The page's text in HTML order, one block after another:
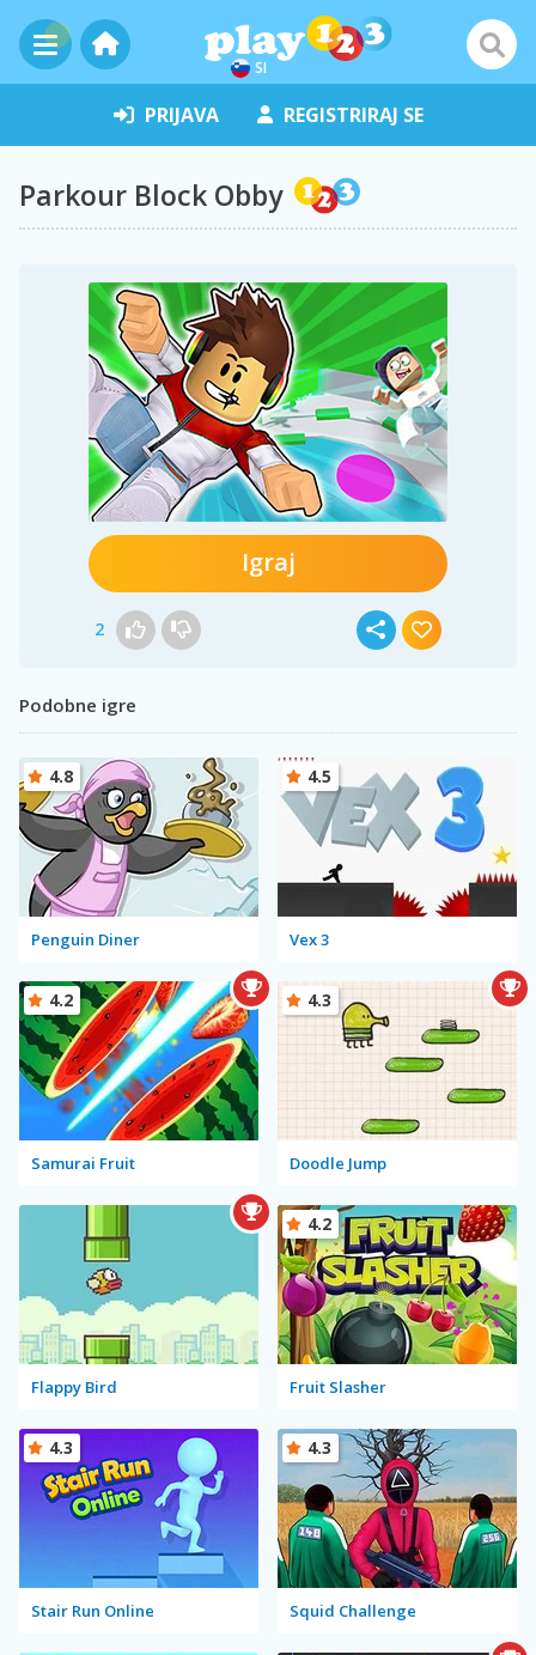
SI
PRIJAVA REGISTRIRAJ SE
Parkour Block Obby
Igraj
2
Podobne igre
Penguin Diner
4.8
Vex 3
4.5
Samurai Fruit
4.2
Doodle Jump
4.3
Flappy Bird Fruit Slasher
4.2
Stair Run Online
4.3
Squid Challenge
4.3